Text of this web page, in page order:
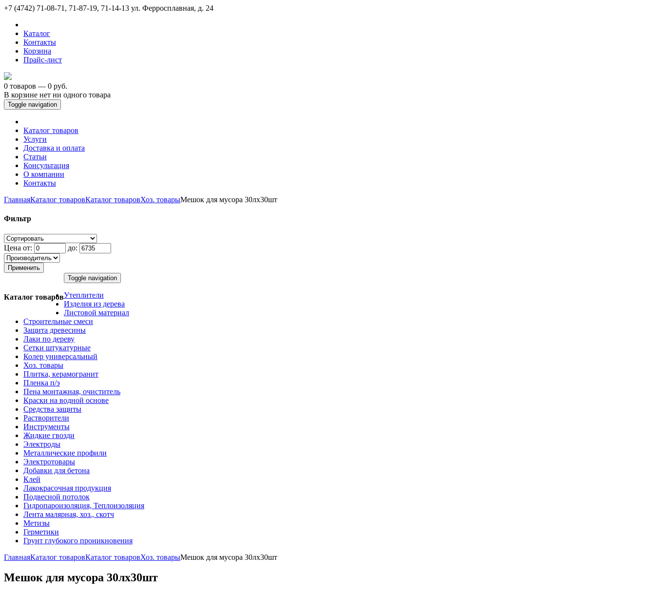
+7 (4742) 71-08-71, 71-87-19, 71-14-13 ул. Ферросплавная, д. 24
Каталог
Контакты
Корзина
Прайс-лист
0 товаров — 0 руб.
В корзине нет ни одного товара
Toggle navigation
Каталог товаров
Услуги
Доставка и оплата
Статьи
Консультация
О компании
Контакты
ГлавнаяКаталог товаровКаталог товаровХоз. товарыМешок для мусора 30лх30шт
Фильтр
Цена от: до:
Применить
Каталог товаров
Toggle navigation
Утеплители
Изделия из дерева
Листовой материал
Строительные смеси
Защита древесины
Лаки по дереву
Сетки штукатурные
Колер универсальный
Хоз. товары
Плитка, керамогранит
Пленка п/э
Пена монтажная, очиститель
Краски на водной основе
Средства защиты
Растворители
Инструменты
Жидкие гвозди
Электроды
Металлические профили
Электротовары
Добавки для бетона
Клей
Лакокрасочная продукция
Подвесной потолок
Гидропароизоляция, Теплоизоляция
Лента малярная, хоз., скотч
Метизы
Герметики
Грунт глубокого проникновения
ГлавнаяКаталог товаровКаталог товаровХоз. товарыМешок для мусора 30лх30шт
Мешок для мусора 30лх30шт